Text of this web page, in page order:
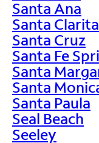
Santa Ana
Santa Clarita
Santa Cruz
Santa Fe
Santa
Santa
Santa Paula
Seal Beach
Seeley